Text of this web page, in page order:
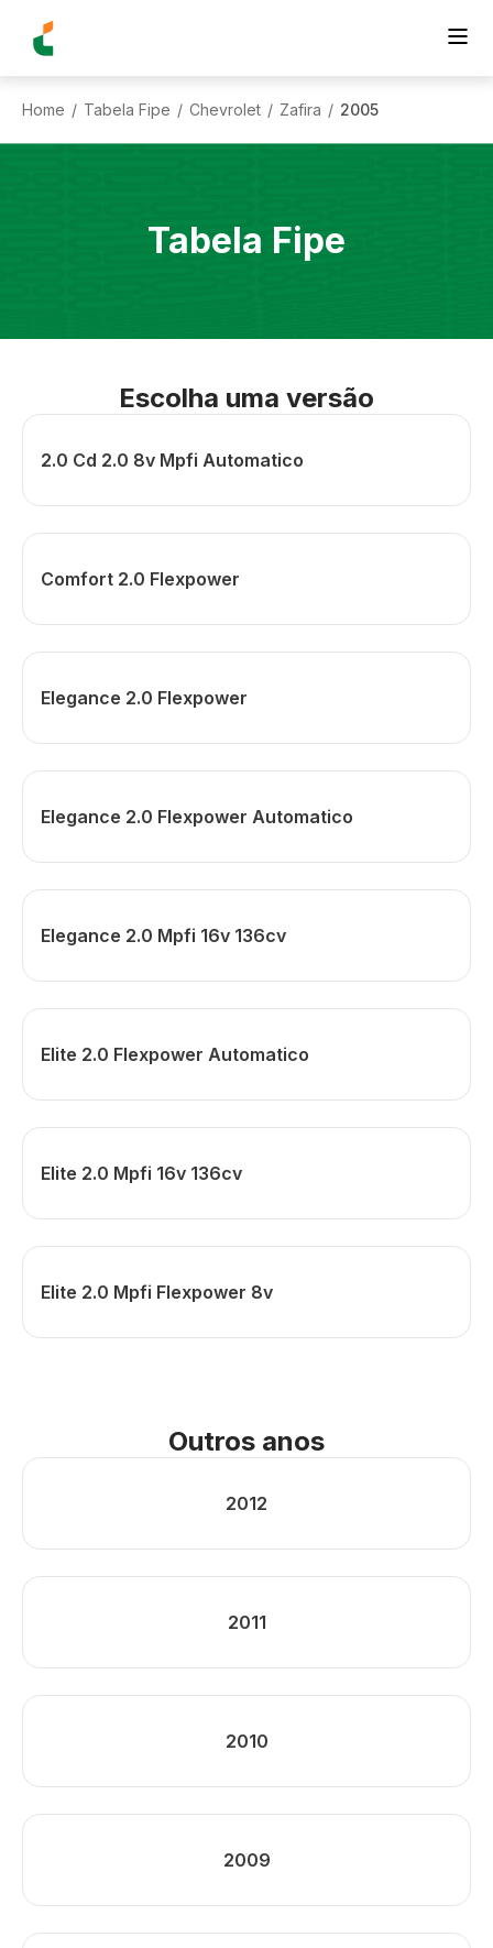
Home / Tabela Fipe / Chevrolet / Zafira / 2005
Tabela Fipe
Escolha uma versão
2.0 Cd 2.0 8v Mpfi Automatico
Comfort 2.0 Flexpower
Elegance 2.0 Flexpower
Elegance 2.0 Flexpower Automatico
Elegance 2.0 Mpfi 16v 136cv
Elite 2.0 Flexpower Automatico
Elite 2.0 Mpfi 16v 136cv
Elite 2.0 Mpfi Flexpower 8v
Outros anos
2012
2011
2010
2009